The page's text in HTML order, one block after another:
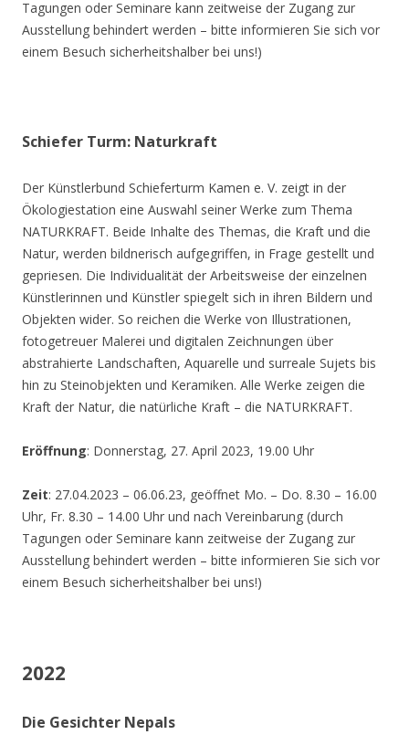
Tagungen oder Seminare kann zeitweise der Zugang zur
Ausstellung behindert werden – bitte informieren Sie sich vor
einem Besuch sicherheitshalber bei uns!)
Schiefer Turm: Naturkraft
Der Künstlerbund Schieferturm Kamen e. V. zeigt in der
Ökologiestation eine Auswahl seiner Werke zum Thema
NATURKRAFT. Beide Inhalte des Themas, die Kraft und die
Natur, werden bildnerisch aufgegriffen, in Frage gestellt und
gepriesen. Die Individualität der Arbeitsweise der einzelnen
Künstlerinnen und Künstler spiegelt sich in ihren Bildern und
Objekten wider. So reichen die Werke von Illustrationen,
fotogetreuer Malerei und digitalen Zeichnungen über
abstrahierte Landschaften, Aquarelle und surreale Sujets bis
hin zu Steinobjekten und Keramiken. Alle Werke zeigen die
Kraft der Natur, die natürliche Kraft – die NATURKRAFT.
Eröffnung: Donnerstag, 27. April 2023, 19.00 Uhr
Zeit: 27.04.2023 – 06.06.23, geöffnet Mo. – Do. 8.30 – 16.00
Uhr, Fr. 8.30 – 14.00 Uhr und nach Vereinbarung (durch
Tagungen oder Seminare kann zeitweise der Zugang zur
Ausstellung behindert werden – bitte informieren Sie sich vor
einem Besuch sicherheitshalber bei uns!)
2022
Die Gesichter Nepals